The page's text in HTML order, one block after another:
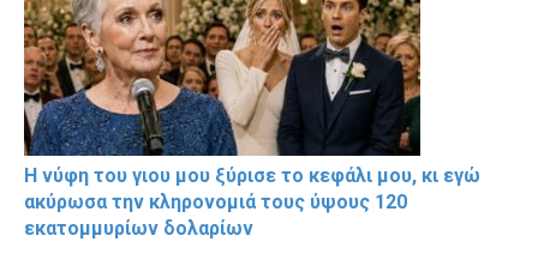
Η νύφη του γιου μου ξύρισε το κεφάλι μου, κι εγώ
ακύρωσα την κληρονομιά τους ύψους 120
εκατομμυρίων δολαρίων